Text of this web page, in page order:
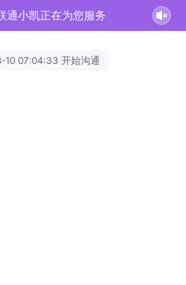
通小凯正在为您服务
10 07:04:33 开始沟通